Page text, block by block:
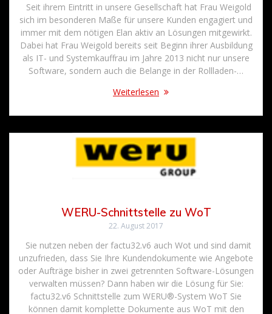
Seit ihrem Eintritt in unsere Gesellschaft hat Frau Weigold
sich im besonderen Maße für unsere Kunden engagiert und
immer mit dem nötigen Elan aktiv an Lösungen mitgewirkt.
Dabei hat Frau Weigold bereits seit Beginn ihrer Ausbildung
als IT- und Systemkauffrau im Jahre 2013 nicht nur unsere
Software, sondern auch die Belange in der Rollladen-…
Weiterlesen
WERU-Schnittstelle zu WoT
22. August 2017
Sie nutzen neben der factu32.v6 auch Wot und sind damit
unzufrieden, dass Sie Ihre Kundendokumente wie Angebote
oder Aufträge bisher in zwei getrennten Software-Lösungen
verwalten müssen? Dann haben wir die Lösung für Sie:
factu32.v6 Schnittstelle zum WERU®-System WoT Sie
können damit komplette Dokumente aus WoT mit den